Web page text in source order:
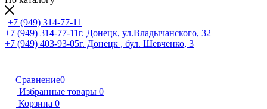
+7 (949) 314-77-11
+7 (949) 314-77-11г. Донецк, ул.Владычанского, 32
+7 (949) 403-93-05г. Донецк , бул. Шевченко, 3
Сравнение0
Избранные товары 0
Корзина 0